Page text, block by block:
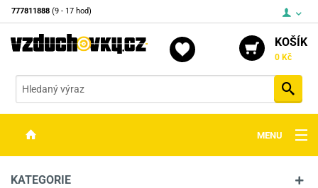
777811888 (9 - 17 hod)
KOŠÍK
0 Kč
MENU
KATEGORIE